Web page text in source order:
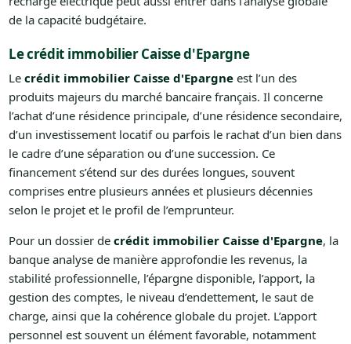
de la capacité budgétaire.
Le crédit immobilier Caisse d'Epargne
Le crédit immobilier Caisse d'Epargneest l’un des
produits majeurs du marché bancaire français. Il concerne
l’achat d’une résidence principale, d’une résidence secondaire,
d’un investissement locatif ou parfois le rachat d’un bien dans
le cadre d’une séparation ou d’une succession. Ce
financement s’étend sur des durées longues, souvent
comprises entre plusieurs années et plusieurs décennies
selon le projet et le profil de l’emprunteur.
Pour un dossier de crédit immobilier Caisse d'Epargne, la
banque analyse de manière approfondie les revenus, la
stabilité professionnelle, l’épargne disponible, l’apport, la
gestion des comptes, le niveau d’endettement, le saut de
charge, ainsi que la cohérence globale du projet. L’apport
personnel est souvent un élément favorable, notamment